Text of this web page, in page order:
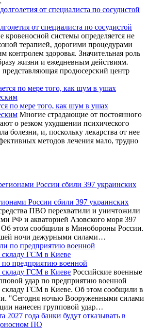
от специалиста по сосудистой
кровеносной системы определяется не
терапией, дорогими процедурами
контролем здоровья. Значительная роль
жизни и ежедневным действиям.
представляющая продюсерский центр
по мере того, как шум в ушах
Многие страдающие от постоянного
о резком ухудшении психического
болезни, и, поскольку лекарства от нее
методов лечения мало, трудно
России сбили 397 украинских
ПВО перехватили и уничтожили
РФ и акваторией Азовского моря 397
этом сообщили в Минобороны России.
ночи дежурными силами…
предприятию военной
ГСМ в Киеве Российские военные
удар по предприятию военной
ГСМ в Киеве. Об этом сообщили в
"Сегодня ночью Вооруженными силами
нанесен групповой удар…